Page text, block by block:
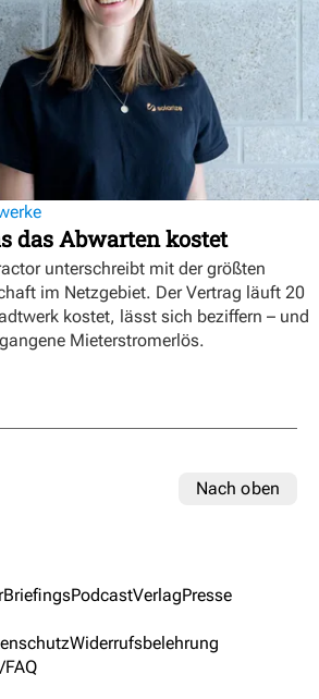
das Abwarten kostet
unterschreibt mit der größten
im Netzgebiet. Der Vertrag läuft 20
kostet, lässt sich beziffern – und
Mieterstromerlös.
Nach oben
BriefingsPodcastVerlagPresse
Widerrufsbelehrung